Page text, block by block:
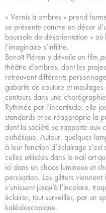
« Vernis à ombres » prend
se présente comme un décor
boussole de désorientation »
l’imaginaire s’infiltre.
Benoît Piéron y dévoile un film
théâtre d’ombres, dont les
retrouvent différents
gabarits de couture et
contours dans une
Rythmée par l’incertitude, elle
standards et se réapproprie la
dont la société se rapporte aux
esthétique. Autour, quelques
à leur fonction d’éclairage
celles utilisées dans le nail art
ici dans un chaos lumineux et
perception. Les glitters viennent
s’unissent jusqu’à l’incolore,
éclairer, tout surveiller, par un
kaléidoscopique.